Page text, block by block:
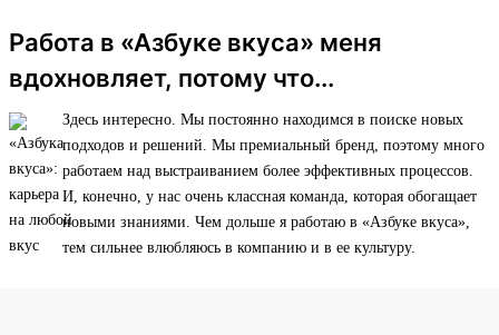
Работа в «Азбуке вкуса» меня
вдохновляет, потому что...
Здесь интересно. Мы постоянно находимся в поиске новых
подходов и решений. Мы премиальный бренд, поэтому много
работаем над выстраиванием более эффективных процессов.
И, конечно, у нас очень классная команда, которая обогащает
новыми знаниями. Чем дольше я работаю в «Азбуке вкуса»,
тем сильнее влюбляюсь в компанию и в ее культуру.